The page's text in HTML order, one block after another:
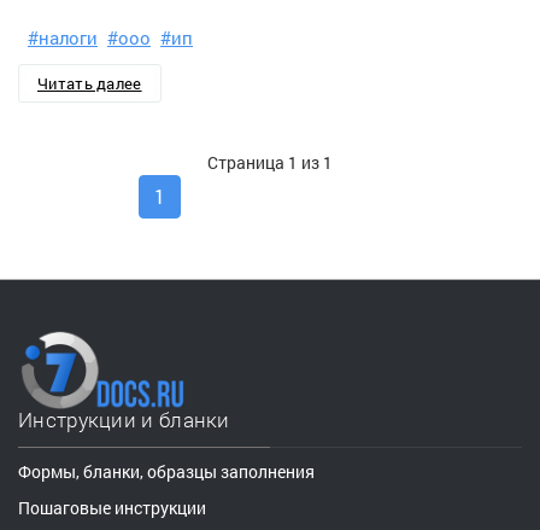
#налоги #ооо #ип
Читать далее
Страница 1 из 1
1
Инструкции и бланки
Формы, бланки, образцы заполнения
Пошаговые инструкции